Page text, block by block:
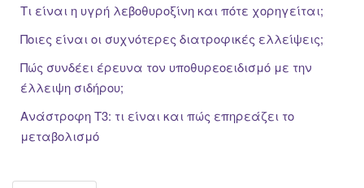
Τι είναι η υγρή λεβοθυροξίνη και πότε χορηγείται;
Ποιες είναι οι συχνότερες διατροφικές ελλείψεις;
Πώς συνδέει έρευνα τον υποθυρεοειδισμό με την
έλλειψη σιδήρου;
Ανάστροφη Τ3: τι είναι και πώς επηρεάζει το
μεταβολισμό